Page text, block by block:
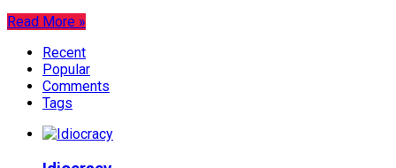
Read More »
Recent
Popular
Comments
Tags